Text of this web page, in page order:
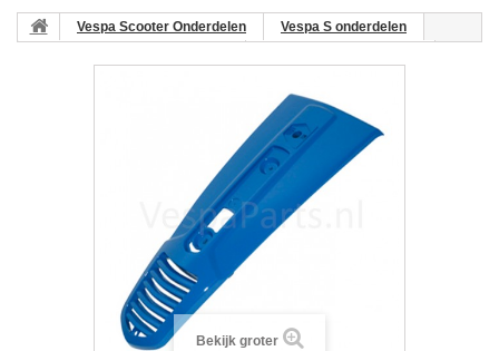
Vespa Scooter Onderdelen
Vespa S onderdelen
Bekijk groter